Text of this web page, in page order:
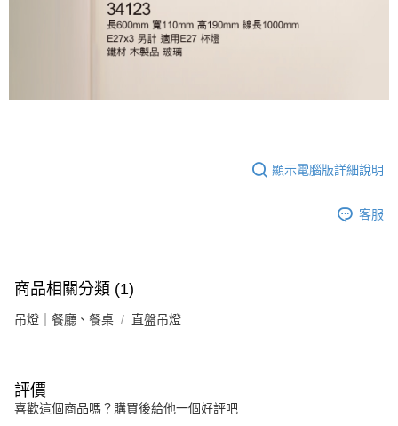
顯示電腦版詳細說明
客服
商品相關分類 (1)
吊燈｜餐廳、餐桌 直盤吊燈
評價
喜歡這個商品嗎？購買後給他一個好評吧